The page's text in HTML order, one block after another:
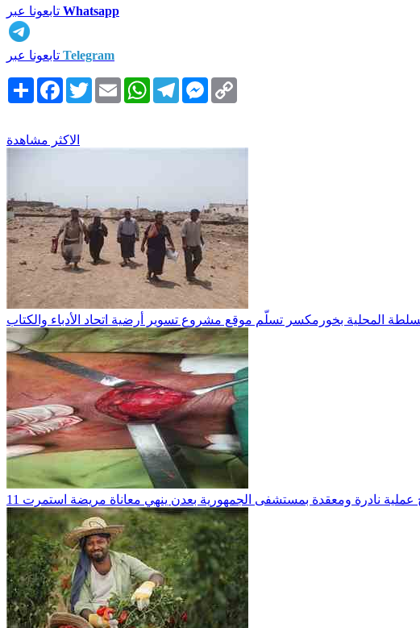
Whatsapp
Telegram
انشر Facebook
TwitterEmail WhatsAppTelegramMessenger
الاكثر مشاهدة